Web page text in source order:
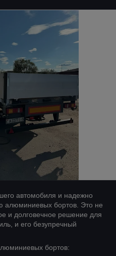
автомобиля и надежно
алюминиевых бортов. Это не
и долговечное решение для
и его безупречный
бортов: